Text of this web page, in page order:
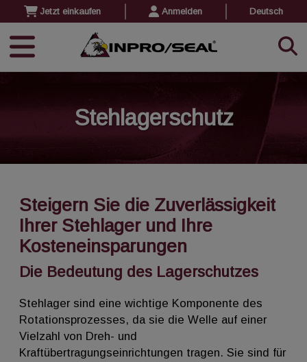
Jetzt einkaufen Anmelden Deutsch
Stehlagerschutz
Steigern Sie die Zuverlässigkeit
Ihrer Stehlager und Ihre
Kosteneinsparungen
Die Bedeutung des Lagerschutzes
Stehlager sind eine wichtige Komponente des
Rotationsprozesses, da sie die Welle auf einer
Vielzahl von Dreh- und
Kraftübertragungseinrichtungen tragen. Sie sind für